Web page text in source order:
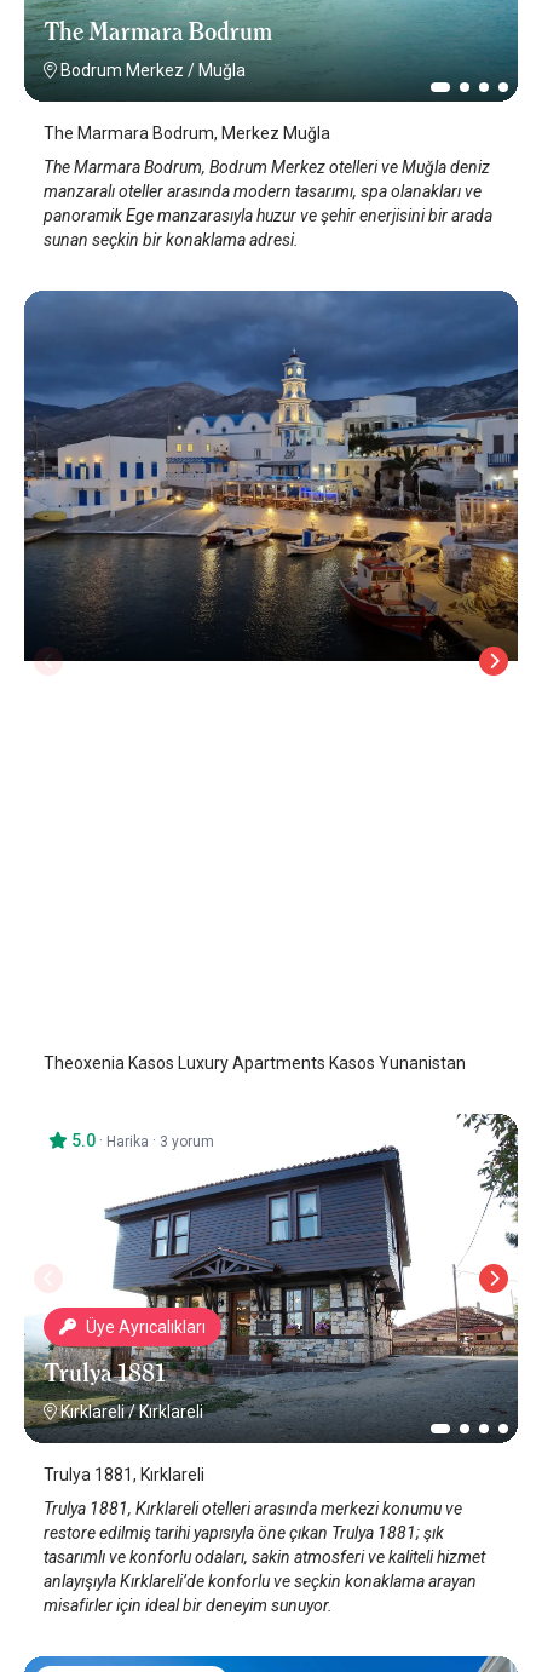
The Marmara Bodrum
Bodrum Merkez / Muğla
The Marmara Bodrum, Merkez Muğla
The Marmara Bodrum, Bodrum Merkez otelleri ve Muğla deniz
manzaralı oteller arasında modern tasarımı, spa olanakları ve
panoramik Ege manzarasıyla huzur ve şehir enerjisini bir arada
sunan seçkin bir konaklama adresi.
Theoxenia Kasos Luxury Apartments Kasos Yunanistan
Üye Ayrıcalıkları
Trulya 1881
Kırklareli/Kırklareli
5.0 · Harika · 3 yorum
Trulya 1881, Kırklareli
Trulya 1881, Kırklareli otelleri arasında merkezi konumu ve
restore edilmiş tarihi yapısıyla öne çıkan Trulya 1881; şık
tasarımlı ve konforlu odaları, sakin atmosferi ve kaliteli hizmet
anlayışıyla Kırklareli’de konforlu ve seçkin konaklama arayan
misafirler için ideal bir deneyim sunuyor.